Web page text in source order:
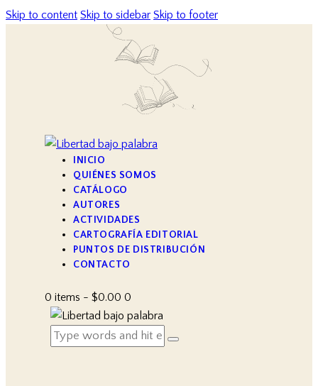
Skip to content Skip to sidebar Skip to footer
INICIO
QUIÉNES SOMOS
CATÁLOGO
AUTORES
ACTIVIDADES
CARTOGRAFÍA EDITORIAL
PUNTOS DE DISTRIBUCIÓN
CONTACTO
0 items - $0.00 0